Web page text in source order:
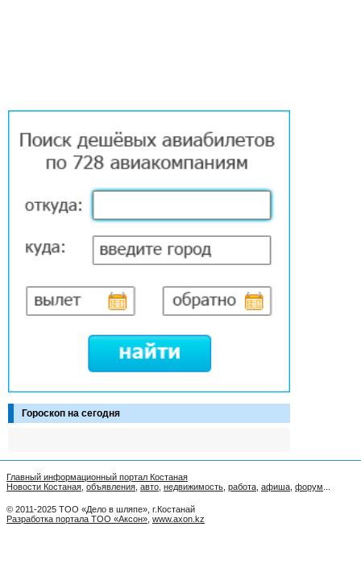
Гороскоп на сегодня
Главный информационный портал Костаная
Новости Костаная объявления авто недвижимость работа афиша форум
© 2011-2025 ТОО «Дело в шляпе», г.Костанай
Разработка портала ТОО «Аксон» www.axon.kz